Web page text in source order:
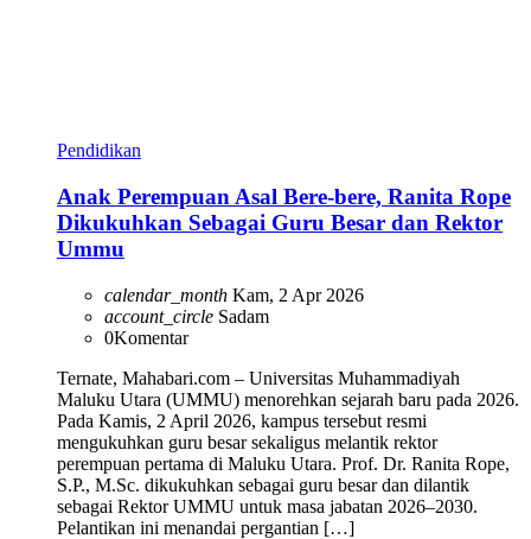
Pendidikan
Anak Perempuan Asal Bere-bere, Ranita Rope
Dikukuhkan Sebagai Guru Besar dan Rektor
Ummu
calendar_month Kam, 2 Apr 2026
account_circle Sadam
0Komentar
Ternate, Mahabari.com – Universitas Muhammadiyah
Maluku Utara (UMMU) menorehkan sejarah baru pada 2026.
Pada Kamis, 2 April 2026, kampus tersebut resmi
mengukuhkan guru besar sekaligus melantik rektor
perempuan pertama di Maluku Utara. Prof. Dr. Ranita Rope,
S.P., M.Sc. dikukuhkan sebagai guru besar dan dilantik
sebagai Rektor UMMU untuk masa jabatan 2026–2030.
Pelantikan ini menandai pergantian […]